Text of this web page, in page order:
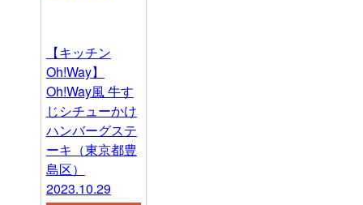
【キッチン
Oh!Way】
Oh!Way風 牛す
じシチューかけ
ハンバーグステ
ーキ（東京都豊
島区）
2023.10.29